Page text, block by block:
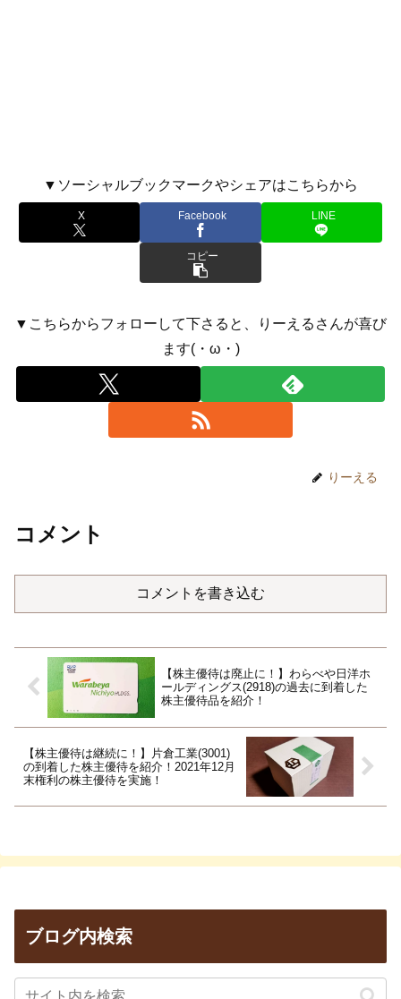
▼ソーシャルブックマークやシェアはこちらから
X Facebook LINE
コピー
▼こちらからフォローして下さると、りーえるさんが喜び
ます(・ω・)
りーえる
コメント
コメントを書き込む
【株主優待は廃止に！】わらべや日洋ホ
ールディングス(2918)の過去に到着した
株主優待品を紹介！
【株主優待は継続に！】片倉工業(3001)
の到着した株主優待を紹介！2021年12月
末権利の株主優待を実施！
ブログ内検索